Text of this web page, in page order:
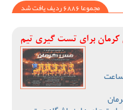
مجموعا 6886 ردیف یافت شد
کرمان برای تست گیری تیم
یکشنبه 18 مرداد ماه 1405 ساعت